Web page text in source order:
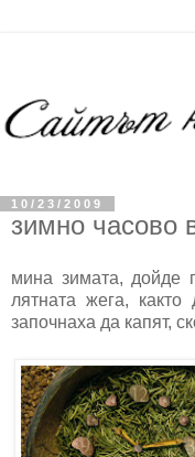
10/23/2009
зимно часово
мина зимата, дойде
лятната жега,
започнаха да капят,